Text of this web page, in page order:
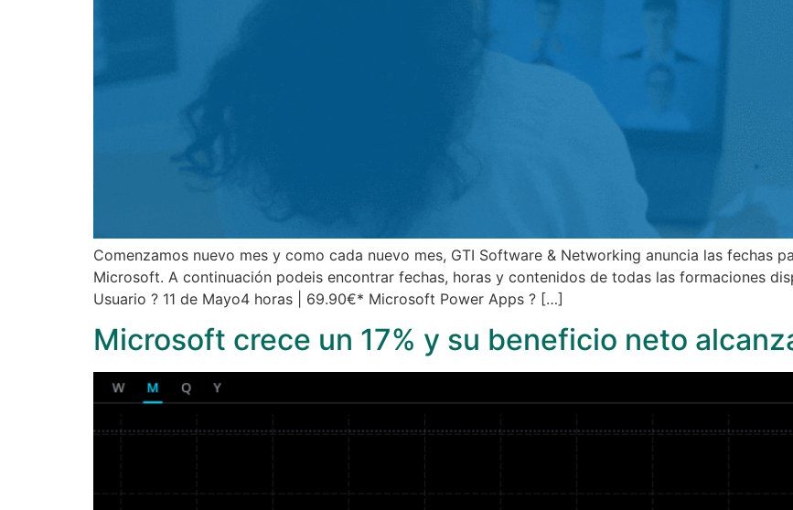
Comenzamos nuevo mes y como cada nuevo mes, GTI Software & Networking anuncia las fechas
Microsoft. A continuación podeis encontrar fechas, horas y contenidos de todas las formaciones
Usuario ? 11 de Mayo4 horas | 69.90€* Microsoft Power Apps ? […]
Microsoft crece un 17% y su beneficio neto